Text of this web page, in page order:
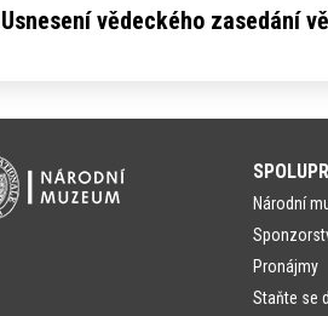
Usnesení vědeckého zasedání
Národní
Pronájmy
Staňte se